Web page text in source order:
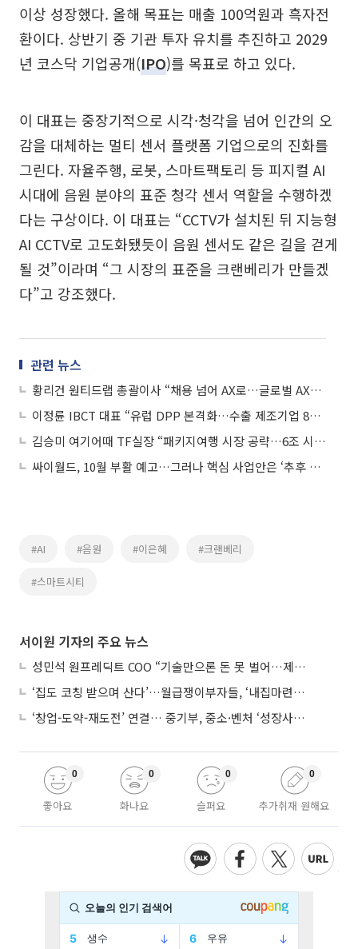
이상 성장했다. 올해 목표는 매출 100억원과 흑자전
환이다. 상반기 중 기관 투자 유치를 추진하고 2029
년 코스닥 기업공개(IPO)를 목표로 하고 있다.
이 대표는 중장기적으로 시각·청각을 넘어 인간의 오
감을 대체하는 멀티 센서 플랫폼 기업으로의 진화를
그린다. 자율주행, 로봇, 스마트팩토리 등 피지컬 AI
시대에 음원 분야의 표준 청각 센서 역할을 수행하겠
다는 구상이다. 이 대표는 “CCTV가 설치된 뒤 지능형
AI CCTV로 고도화됐듯이 음원 센서도 같은 길을 걷게
될 것”이라며 “그 시장의 표준을 크랜베리가 만들겠
다”고 강조했다.
관련 뉴스
황리건 원티드랩 총괄이사 “채용 넘어 AX로…글로벌 AX기업 목표”
이정륜 IBCT 대표 “유럽 DPP 본격화…수출 제조기업 80% 고객 목표”
김승미 여기어때 TF실장 “패키지여행 시장 공략…6조 시장 정조준”
싸이월드, 10월 부활 예고…그러나 핵심 사업안은 ‘추후 공개’
#AI #음원 #이은혜 #크랜베리
#스마트시티
서이원 기자의 주요 뉴스
성민석 원프레딕트 COO “기술만으론 돈 못 벌어…제조 AI도 제품 돼야”
‘집도 코칭 받으며 산다’…월급쟁이부자들, ‘내집마련’ 신청 증가세
‘창업-도약-재도전’ 연결… 중기부, 중소·벤처 ‘성장사다리’ 짓는다
좋아요
0
화나요
0
슬퍼요
0
추가취재 원해요
0